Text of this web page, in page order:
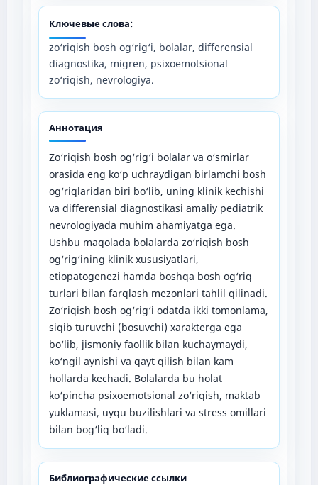
Ключевые слова:
zo‘riqish bosh og‘rig‘i, bolalar, differensial
diagnostika, migren, psixoemotsional
zo‘riqish, nevrologiya.
Аннотация
Zo‘riqish bosh og‘rig‘i bolalar va o‘smirlar
orasida eng ko‘p uchraydigan birlamchi bosh
og‘riqlaridan biri bo‘lib, uning klinik kechishi
va differensial diagnostikasi amaliy pediatrik
nevrologiyada muhim ahamiyatga ega.
Ushbu maqolada bolalarda zo‘riqish bosh
og‘rig‘ining klinik xususiyatlari,
etiopatogenezi hamda boshqa bosh og‘riq
turlari bilan farqlash mezonlari tahlil qilinadi.
Zo‘riqish bosh og‘rig‘i odatda ikki tomonlama,
siqib turuvchi (bosuvchi) xarakterga ega
bo‘lib, jismoniy faollik bilan kuchaymaydi,
ko‘ngil aynishi va qayt qilish bilan kam
hollarda kechadi. Bolalarda bu holat
ko‘pincha psixoemotsional zo‘riqish, maktab
yuklamasi, uyqu buzilishlari va stress omillari
bilan bog‘liq bo‘ladi.
Библиографические ссылки